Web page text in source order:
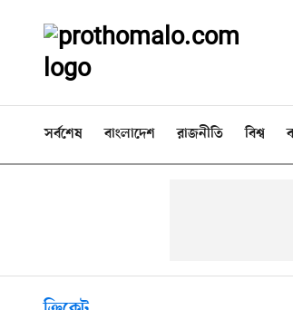
সর্বশেষ বাংলাদেশ রাজনীতি বিশ্ব